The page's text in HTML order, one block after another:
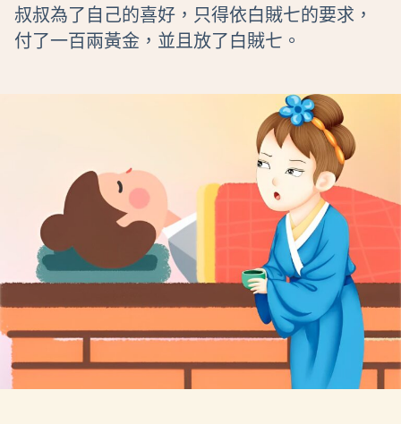
叔叔為了自己的喜好，只得依白賊七的要求，
付了一百兩黃金，並且放了白賊七。